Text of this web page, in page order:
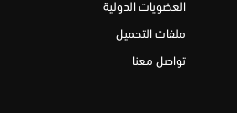
العضويات الدولية
ملفات التحميل
تواصل معنا